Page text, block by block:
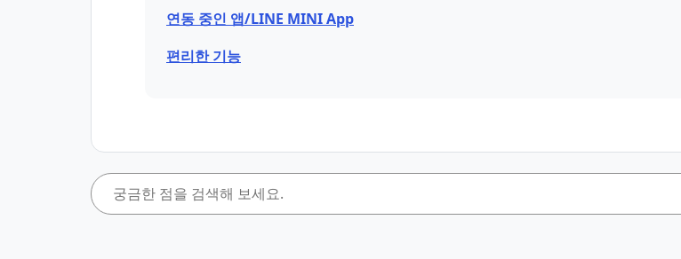
연동 중인 앱/LINE MINI App
편리한 기능